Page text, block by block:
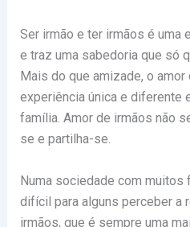
Ser irmão e ter irmãos é uma
e traz uma sabedoria que só
Mais do que amizade, o
experiência única e diferente
família. Amor de irmãos não
se e partilha-se.
Numa sociedade com
difícil para alguns perceber a
irmãos, que é sempre uma